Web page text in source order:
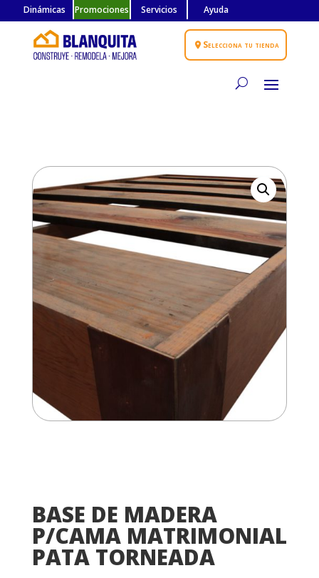
Dinámicas Promociones Servicios Ayuda
Selecciona tu tienda
BASE DE MADERA
P/CAMA MATRIMONIAL
PATA TORNEADA